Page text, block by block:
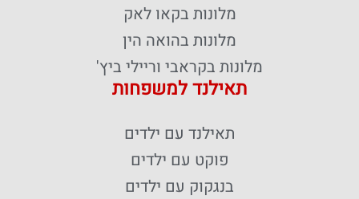
מלונות בקאו לאק
מלונות בהואה הין
מלונות בקראבי וריילי ביץ'
תאילנד למשפחות
תאילנד עם ילדים
פוקט עם ילדים
בנגקוק עם ילדים